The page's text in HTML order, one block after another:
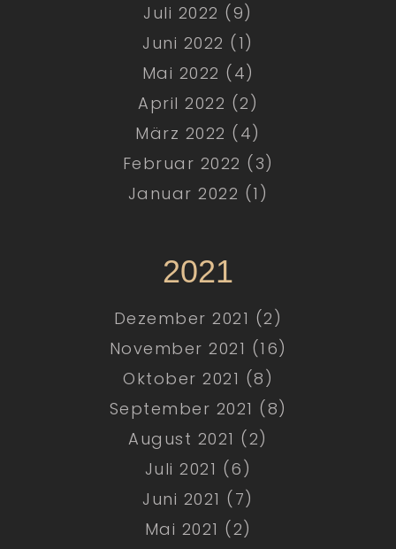
Juli 2022 (9)
Juni 2022 (1)
Mai 2022 (4)
April 2022 (2)
März 2022 (4)
Februar 2022 (3)
Januar 2022 (1)
2021
Dezember 2021 (2)
November 2021 (16)
Oktober 2021 (8)
September 2021 (8)
August 2021 (2)
Juli 2021 (6)
Juni 2021 (7)
Mai 2021 (2)